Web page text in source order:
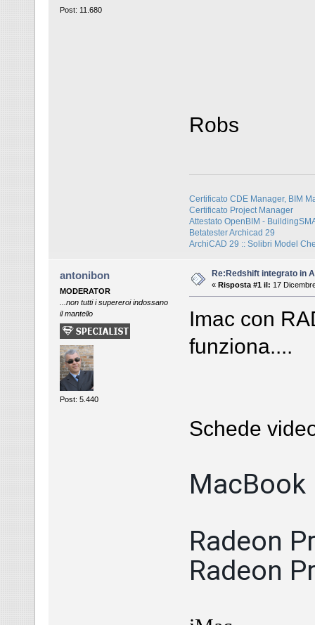
Post: 11.680
Robs
Certificato CDE Manager, BIM
Certificato Project Manager
Attestato OpenBIM -
Betatester Archicad 29
ArchiCAD 29 :: Solibri Model
antonibon
MODERATOR
...non tutti i supereroi indossano
il mantello
Post: 5.440
Re:Redshift integrato in
« Risposta #1 il: 17
Imac con
funziona....
Schede
MacBook
Radeon
Radeon